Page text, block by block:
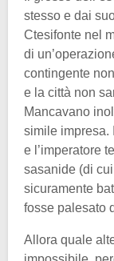
stesso e dai
Ctesifonte nel
di
contingente
e la città non
Mancavano
simile impresa.
e l’imperatore
sasanide (di
sicuramente
fosse palesato
Allora quale